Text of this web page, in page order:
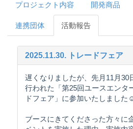
プロジェクト内容 開発商品
連携団体 活動報告
2025.11.30. トレードフェア
遅くなりましたが、先月11月30
行われた「第25回ユースエンタ
ドフェア」に参加いたしました
ブースにきてくださった方々に